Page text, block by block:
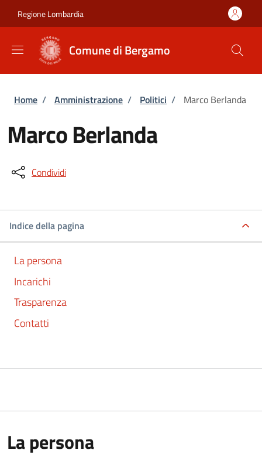
Regione Lombardia
Comune di Bergamo
Briciole di pane
Home / Amministrazione / Politici / Marco Berlanda
Marco Berlanda
Condividi
Indice della pagina
La persona
Incarichi
Trasparenza
Contatti
La persona